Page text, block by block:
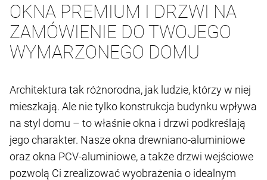
OKNA PREMIUM I DRZWI NA
ZAMÓWIENIE DO TWOJEGO
WYMARZONEGO DOMU
Architektura tak różnorodna, jak ludzie, którzy w niej
mieszkają. Ale nie tylko konstrukcja budynku wpływa
na styl domu – to właśnie okna i drzwi podkreślają
jego charakter. Nasze okna drewniano-aluminiowe
oraz okna PCV-aluminiowe, a także drzwi wejściowe
pozwolą Ci zrealizować wyobrażenia o idealnym